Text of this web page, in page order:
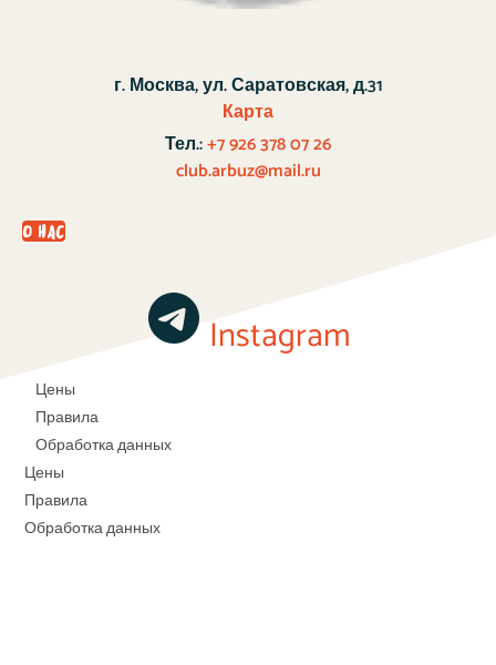
г. Москва, ул. Саратовская, д.31
Карта
Тел.:+7 926 378 07 26
club.arbuz@mail.ru
О НАС
Instagram
Цены
Правила
Обработка данных
Цены
Правила
Обработка данных